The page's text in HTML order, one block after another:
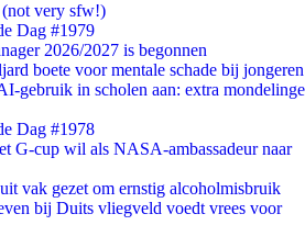
very sfw!)
Dag #1979
2026/2027 is begonnen
boete voor mentale schade bij jongeren
gebruik in scholen aan: extra mondelinge
Dag #1978
G-cup wil als NASA-ambassadeur naar
vak gezet om ernstig alcoholmisbruik
bij Duits vliegveld voedt vrees voor